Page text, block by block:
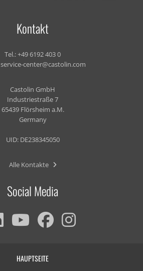
Kontakt
Tel.:+49 6192 403 0
service-center@castolin.com
Castolin GmbH
Industriestraße 7
65439 Flörsheim a.M.
Germany
UID: DE238345050
Alle Kontakte
Social Media
HAUPTSEITE